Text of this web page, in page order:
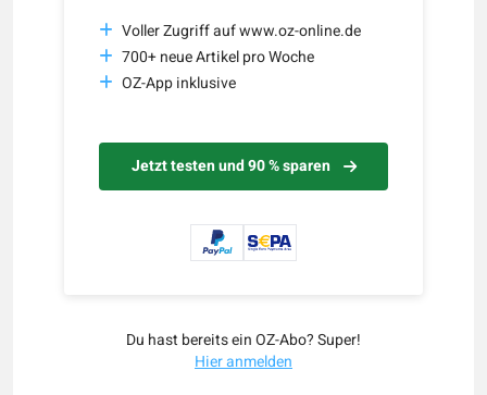
Voller Zugriff auf www.oz-online.de
700+ neue Artikel pro Woche
OZ-App inklusive
Jetzt testen und 90 % sparen
Du hast bereits ein OZ-Abo? Super!
Hier anmelden